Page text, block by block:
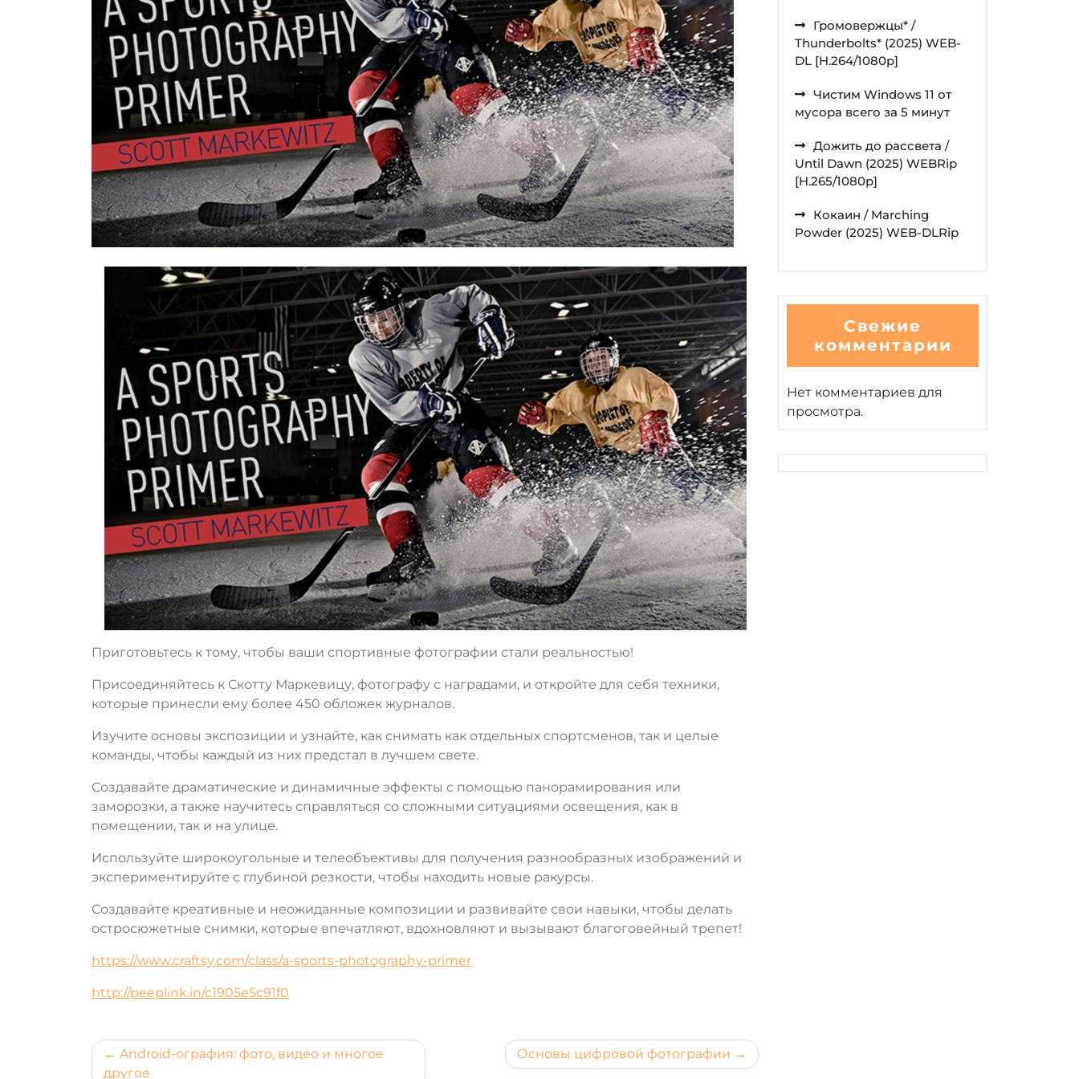
Приготовьтесь к тому, чтобы ваши спортивные фотографии стали реальностью!
Присоединяйтесь к Скотту Маркевицу, фотографу с наградами, и откройте для себя техники,
которые принесли ему более 450 обложек журналов.
Изучите основы экспозиции и узнайте, как снимать как отдельных спортсменов, так и целые
команды, чтобы каждый из них предстал в лучшем свете.
Создавайте драматические и динамичные эффекты с помощью панорамирования или
заморозки, а также научитесь справляться со сложными ситуациями освещения, как в
помещении, так и на улице.
Используйте широкоугольные и телеобъективы для получения разнообразных изображений и
экспериментируйте с глубиной резкости, чтобы находить новые ракурсы.
Создавайте креативные и неожиданные композиции и развивайте свои навыки, чтобы делать
остросюжетные снимки, которые впечатляют, вдохновляют и вызывают благоговейный трепет!
https://www.craftsy.com/class/a-sports-photography-primer
http://peeplink.in/c1905e5c91f0
Навигация
Android-ография: фото, видео и многое
другое
Основы цифровой фотографии
Громовержцы* /
Thunderbolts* (2025) WEB-
DL [H.264/1080p]
Чистим Windows 11 от
мусора всего за 5 минут
Дожить до рассвета /
Until Dawn (2025) WEBRip
[H.265/1080p]
Кокаин / Marching
Powder (2025) WEB-DLRip
Свежие
комментарии
Нет комментариев для
просмотра.